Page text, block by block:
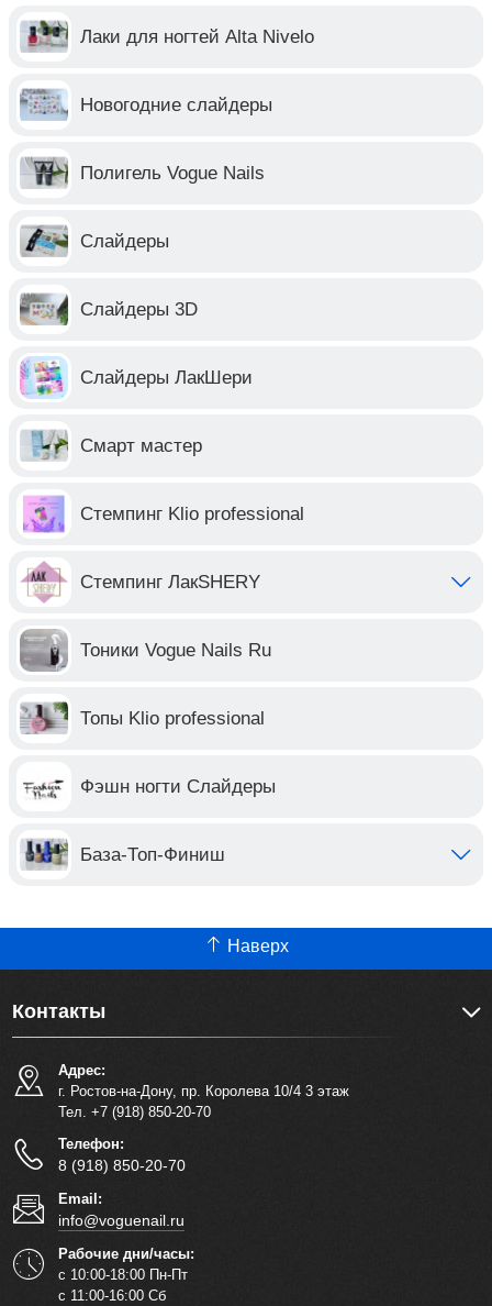
Лаки для ногтей Alta Nivelo
Новогодние слайдеры
Полигель Vogue Nails
Слайдеры
Слайдеры 3D
Слайдеры ЛакШери
Смарт мастер
Стемпинг Klio professional
Стемпинг ЛакSHERY
Тоники Vogue Nails Ru
Топы Klio professional
Фэшн ногти Слайдеры
База-Топ-Финиш
Наверх
Контакты
Адрес:
г. Ростов-на-Дону, пр. Королева 10/4 3 этаж
Тел. +7 (918) 850-20-70
Телефон:
8 (918) 850-20-70
Email:
info@voguenail.ru
Рабочие дни/часы:
с 10:00-18:00 Пн-Пт
с 11:00-16:00 Сб